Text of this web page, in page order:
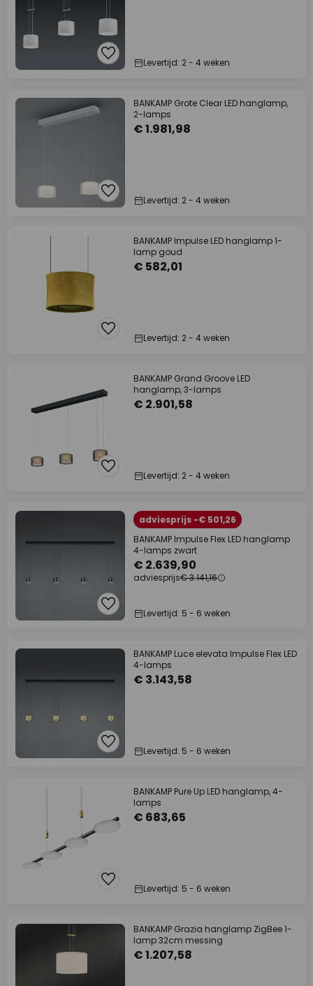
Levertijd: 2 - 4 weken
BANKAMP Grote Clear LED hanglamp,
2-lamps
€ 1.981,98
Levertijd: 2 - 4 weken
BANKAMP Impulse LED hanglamp 1-
lamp goud
€ 582,01
Levertijd: 2 - 4 weken
BANKAMP Grand Groove LED
hanglamp, 3-lamps
€ 2.901,58
Levertijd: 2 - 4 weken
adviesprijs -€ 501,26
BANKAMP Impulse Flex LED hanglamp
4-lamps zwart
€ 2.639,90
adviesprijs€ 3.141,16
Levertijd: 5 - 6 weken
BANKAMP Luce elevata Impulse Flex LED
4-lamps
€ 3.143,58
Levertijd: 5 - 6 weken
BANKAMP Pure Up LED hanglamp, 4-
lamps
€ 683,65
Levertijd: 5 - 6 weken
BANKAMP Grazia hanglamp ZigBee 1-
lamp 32cm messing
€ 1.207,58